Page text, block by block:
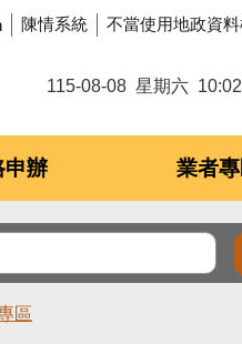
陳情系統 不當使用地政資
115-08-08 星期六 10:02
申辦 業者
區